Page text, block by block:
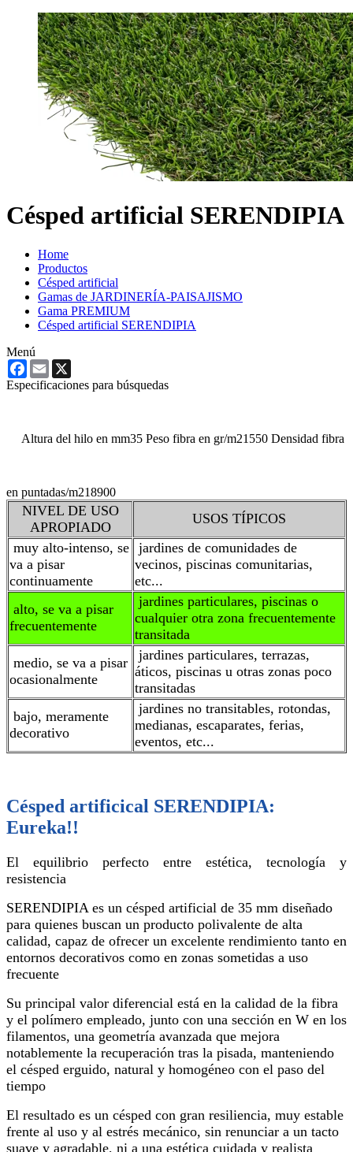
Césped artificial SERENDIPIA
Home
Productos
Césped artificial
Gamas de JARDINERÍA-PAISAJISMO
Gama PREMIUM
Césped artificial SERENDIPIA
Menú
Facebook
Email
Especificaciones para búsquedas
Altura del hilo en mm35 Peso fibra en gr/m21550 Densidad fibra
en puntadas/m218900
NIVEL DE USO
APROPIADO
USOS TÍPICOS
muy alto-intenso, se
va a pisar
continuamente
jardines de comunidades de
vecinos, piscinas comunitarias,
etc...
alto, se va a pisar
frecuentemente
jardines particulares, piscinas o
cualquier otra zona frecuentemente
transitada
medio, se va a pisar
ocasionalmente
jardines particulares, terrazas,
áticos, piscinas u otras zonas poco
transitadas
bajo, meramente
decorativo
jardines no transitables, rotondas,
medianas, escaparates, ferias,
eventos, etc...
Césped artificical SERENDIPIA:
Eureka!!
El equilibrio perfecto entre estética, tecnología y
resistencia
SERENDIPIA es un césped artificial de 35 mm diseñado
para quienes buscan un producto polivalente de alta
calidad, capaz de ofrecer un excelente rendimiento tanto en
entornos decorativos como en zonas sometidas a uso
frecuente
Su principal valor diferencial está en la calidad de la fibra
y el polímero empleado, junto con una sección en W en los
filamentos, una geometría avanzada que mejora
notablemente la recuperación tras la pisada, manteniendo
el césped erguido, natural y homogéneo con el paso del
tiempo
El resultado es un césped con gran resiliencia, muy estable
frente al uso y al estrés mecánico, sin renunciar a un tacto
suave y agradable, ni a una estética cuidada y realista